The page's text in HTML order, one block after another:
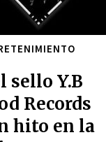
sello Y.B
Records
hito en la